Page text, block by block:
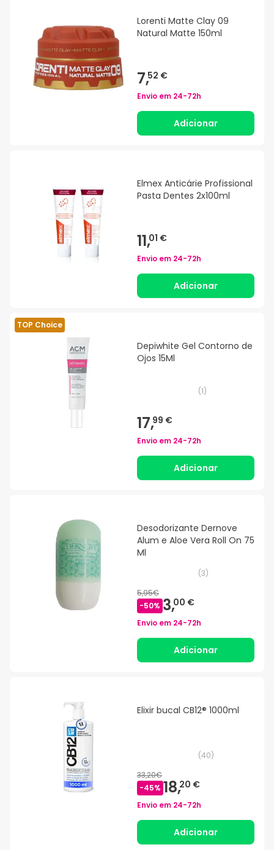
Lorenti Matte Clay 09
Natural Matte 150ml
7,52 €
Envio em 24-72h
Adicionar
Elmex Anticárie Profissional
Pasta Dentes 2x100ml
11,01 €
Envio em 24-72h
Adicionar
TOP Choice
Depiwhite Gel Contorno de
Ojos 15Ml
(1)
17,99 €
Envio em 24-72h
Adicionar
Desodorizante Dernove
Alum e Aloe Vera Roll On 75
Ml
(3)
5,95€
-50% 3,00 €
Envio em 24-72h
Adicionar
Elixir bucal CB12® 1000ml
(40)
33,20€
-45% 18,20 €
Envio em 24-72h
Adicionar